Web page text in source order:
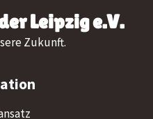
Leipzig e.V.
Zukunft.